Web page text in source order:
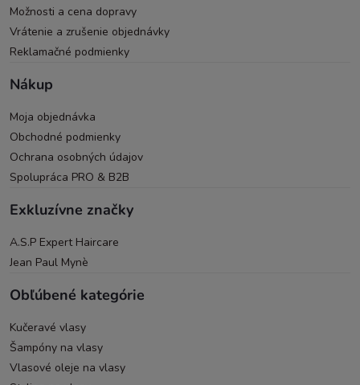
Možnosti a cena dopravy
Vrátenie a zrušenie objednávky
Reklamačné podmienky
Nákup
Moja objednávka
Obchodné podmienky
Ochrana osobných údajov
Spolupráca PRO & B2B
Exkluzívne značky
A.S.P Expert Haircare
Jean Paul Mynè
Obľúbené kategórie
Kučeravé vlasy
Šampóny na vlasy
Vlasové oleje na vlasy